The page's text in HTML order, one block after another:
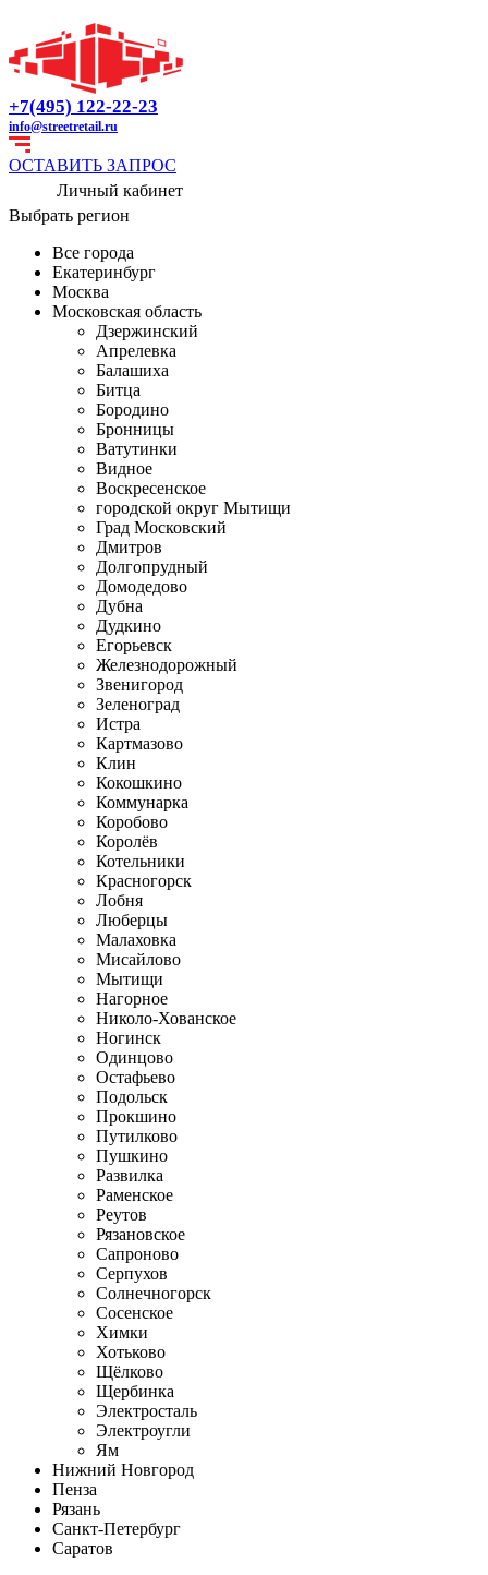
+7(495) 122-22-23
info@streetretail.ru
ОСТАВИТЬ ЗАПРОС
Личный кабинет
Выбрать регион
Все города
Екатеринбург
Москва
Московская область
Дзержинский
Апрелевка
Балашиха
Битца
Бородино
Бронницы
Ватутинки
Видное
Воскресенское
городской округ Мытищи
Град Московский
Дмитров
Долгопрудный
Домодедово
Дубна
Дудкино
Егорьевск
Железнодорожный
Звенигород
Зеленоград
Истра
Картмазово
Клин
Кокошкино
Коммунарка
Коробово
Королёв
Котельники
Красногорск
Лобня
Люберцы
Малаховка
Мисайлово
Мытищи
Нагорное
Николо-Хованское
Ногинск
Одинцово
Остафьево
Подольск
Прокшино
Путилково
Пушкино
Развилка
Раменское
Реутов
Рязановское
Сапроново
Серпухов
Солнечногорск
Сосенское
Химки
Хотьково
Щёлково
Щербинка
Электросталь
Электроугли
Ям
Нижний Новгород
Пенза
Рязань
Санкт-Петербург
Саратов